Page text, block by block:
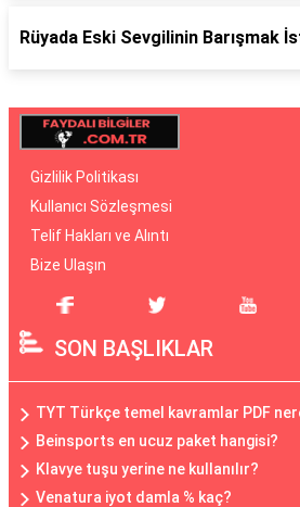
Rüyada Eski Sevgilinin Barışmak
Gizlilik Politikası
Kullanıcı Sözleşmesi
Telif Hakları ve Alıntı
Bize Ulaşın
SON BAŞLIKLAR
TYT Türkçe temel kavramlar PDF
Beinsports en ucuz paket hangisi?
Klavye tuşu yerine ne kullanılır?
Venatura iyot damla % kaç?